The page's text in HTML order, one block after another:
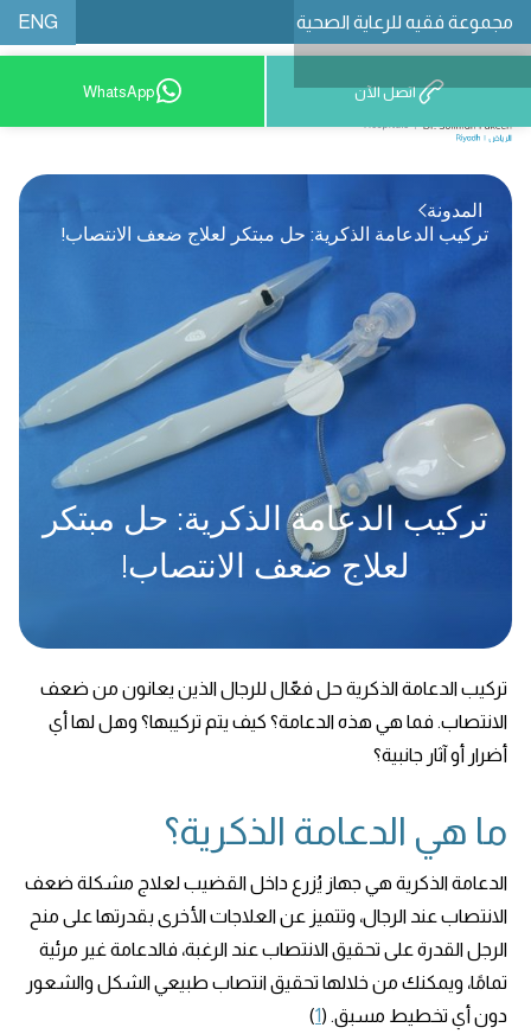
مجموعة فقيه للرعاية الصحية ENG
8001209999
اتصل الآن WhatsApp
تركيب الدعامة الذكرية: حل مبتكر
لعلاج ضعف الانتصاب!
المدونة
تركيب الدعامة الذكرية: حل مبتكر لعلاج ضعف الانتصاب!
تركيب الدعامة الذكرية حل فعّال للرجال الذين يعانون من ضعف
الانتصاب. فما هي هذه الدعامة؟ كيف يتم تركيبها؟ وهل لها أي
أضرار أو آثار جانبية؟
ما هي الدعامة الذكرية؟
الدعامة الذكرية هي جهاز يُزرع داخل القضيب لعلاج مشكلة ضعف
الانتصاب عند الرجال، وتتميز عن العلاجات الأخرى بقدرتها على منح
الرجل القدرة على تحقيق الانتصاب عند الرغبة، فالدعامة غير مرئية
تمامًا، ويمكنك من خلالها تحقيق انتصاب طبيعي الشكل والشعور
دون أي تخطيط مسبق. (1
)